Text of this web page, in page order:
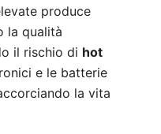
produce
la qualità
il rischio di hot
e le batterie
la vita